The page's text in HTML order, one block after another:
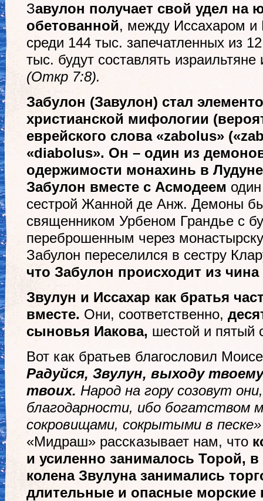
Завулон получает свой удел на
обетованной, между Иссахаром
среди 144 тыс. запечатленных из
тыс. будут составлять
(Откр 7:8).
Забулон (Завулон) стал
христианской мифологии
еврейского слова «zabolus»
«diabolus». Он – один из
одержимости монахинь в
Забулон вместе с Асмодеем
сестрой Жанной де Анж. Демоны
священником Урбеном Грандье с
переброшенным через
Забулон переселился в сестру
что Забулон происходит из
Звулун и Иссахар как братья
вместе. Они, соответственно,
сыновья Иакова, шестой и пятый
Вот как братьев благословил
Радуйся, Звулун, выходу
твоих. Народ на гору созовут
благодарности, ибо богатством
сокровищами, сокрытыми в песке»
«Мидраш» рассказывает нам, что
и усиленно занималось Торой,
колена Звулуна занимались
длительные и опасные морские